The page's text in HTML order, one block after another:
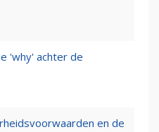
'why' achter de
en de